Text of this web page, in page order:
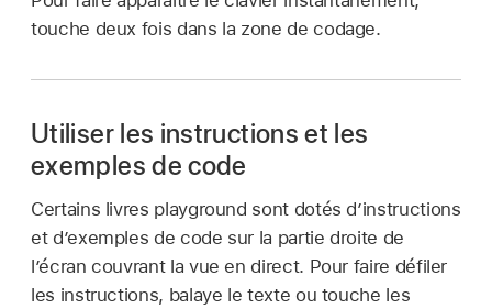
touche deux fois dans la zone de codage.
Utiliser les instructions et les
exemples de code
Certains livres playground sont dotés d’instructions
et d’exemples de code sur la partie droite de
l’écran couvrant la vue en direct. Pour faire défiler
les instructions, balaye le texte ou touche les